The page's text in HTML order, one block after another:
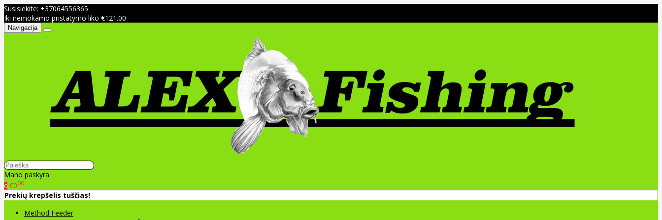
Susisiekite: +37064556365
Iki nemokamo pristatymo liko €121.00
Navigacija
Mano paskyra
0 €000
Prekių krepšelis tuščias!
Method Feeder